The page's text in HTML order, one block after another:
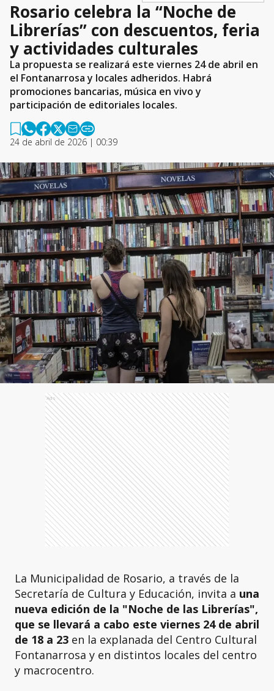
Rosario celebra la “Noche de
Librerías” con descuentos, feria
y actividades culturales
La propuesta se realizará este viernes 24 de abril en
el Fontanarrosa y locales adheridos. Habrá
promociones bancarias, música en vivo y
participación de editoriales locales.
24 de abril de 2026 | 00:39
Ads
La Municipalidad de Rosario, a través de la
Secretaría de Cultura y Educación, invita a una
nueva edición de la "Noche de las Librerías",
que se llevará a cabo este viernes 24 de abril
de 18 a 23 en la explanada del Centro Cultural
Fontanarrosa y en distintos locales del centro
y macrocentro.